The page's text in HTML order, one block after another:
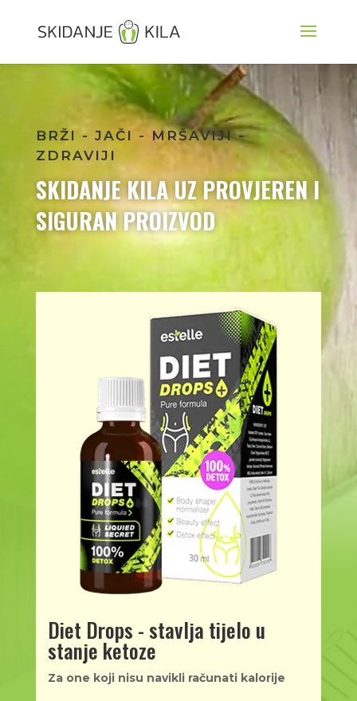
BRŽI - JAČI - MRŠAVIJI -
ZDRAVIJI
SKIDANJE KILA UZ PROVJEREN I
SIGURAN PROIZVOD
Diet Drops - stavlja tijelo u
stanje ketoze
Za one koji nisu navikli računati kalorije